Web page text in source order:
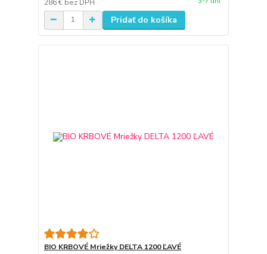
286 € bez DPH
Pridať do košíka
BIO KRBOVÉ Mriežky DELTA 1200 ĽAVÉ